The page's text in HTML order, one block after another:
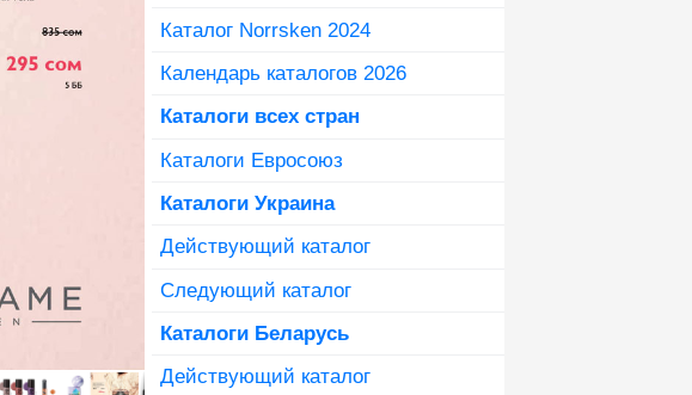
Каталог Norrsken 2024
Календарь каталогов 2026
Каталоги всех стран
Каталоги Евросоюз
Каталоги Украина
Действующий каталог
Следующий каталог
Каталоги Беларусь
Действующий каталог